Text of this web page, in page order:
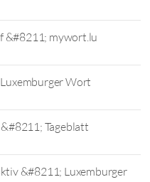
&#8211; mywort.lu
Wort
Tageblatt
&#8211; Luxemburger